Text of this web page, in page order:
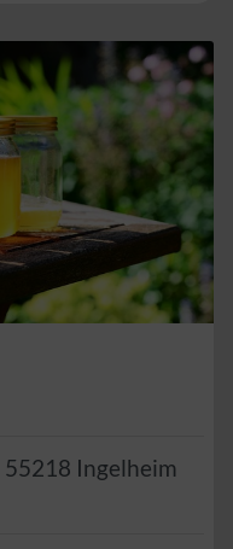
55218 Ingelheim